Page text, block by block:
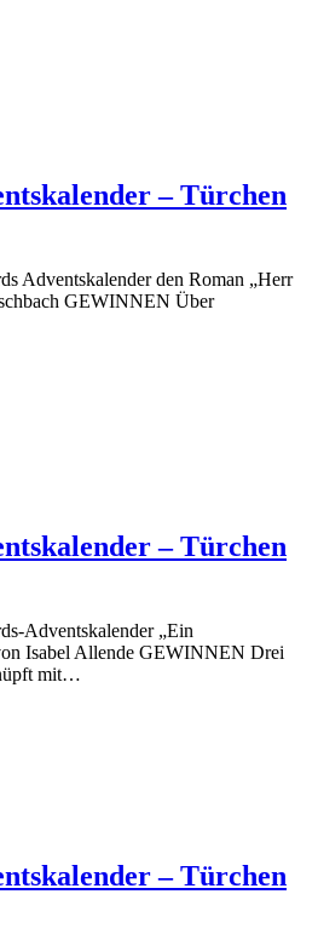
– Türchen
Adventskalender den Roman „Herr
GEWINNEN Über
– Türchen
Adventskalender „Ein
Isabel Allende GEWINNEN Drei
mit…
– Türchen